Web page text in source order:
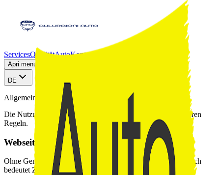
ServicesQualitätAutoKontakt
Apri menu sezioni
DE
Allgemeine Geschäftsbedingungen
Die Nutzung der Website und des Verkaufs folgt unseren klaren
Regeln.
Webseitenutzung
Ohne Genehmigung ist keine Reproduktion erlaubt; der Besuch
bedeutet Zustimmung.